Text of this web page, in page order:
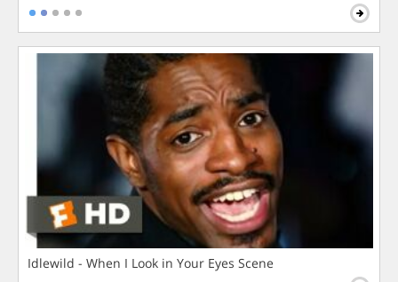
Idlewild - When I Look in Your Eyes Scene